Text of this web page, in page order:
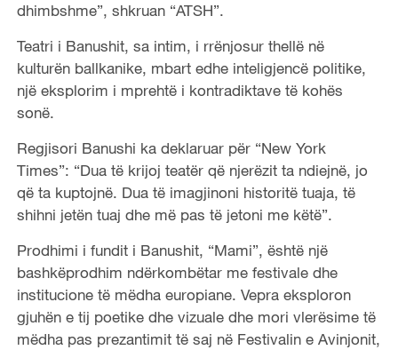
dhimbshme”, shkruan “ATSH”.
Teatri i Banushit, sa intim, i rrënjosur thellë në
kulturën ballkanike, mbart edhe inteligjencë politike,
një eksplorim i mprehtë i kontradiktave të kohës
sonë.
Regjisori Banushi ka deklaruar për “New York
Times”: “Dua të krijoj teatër që njerëzit ta ndiejnë, jo
që ta kuptojnë. Dua të imagjinoni historitë tuaja, të
shihni jetën tuaj dhe më pas të jetoni me këtë”.
Prodhimi i fundit i Banushit, “Mami”, është një
bashkëprodhim ndërkombëtar me festivale dhe
institucione të mëdha europiane. Vepra eksploron
gjuhën e tij poetike dhe vizuale dhe mori vlerësime të
mëdha pas prezantimit të saj në Festivalin e Avinjonit,